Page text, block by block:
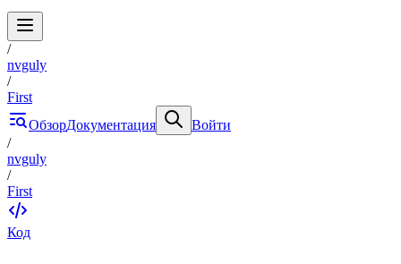
/
nvguly
/
First
ОбзорДокументация
Войти
/
nvguly
/
First
Код